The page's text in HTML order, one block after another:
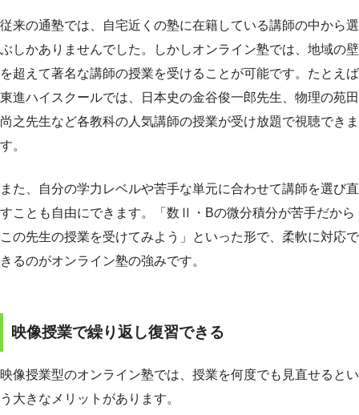
従来の通塾では、自宅近くの塾に在籍している講師の中から選
ぶしかありませんでした。しかしオンライン塾では、地域の壁
を超えて著名な講師の授業を受けることが可能です。たとえば
東進ハイスクールでは、日本史の金谷俊一郎先生、物理の苑田
尚之先生など各教科の人気講師の授業が受け放題で視聴できま
す。
また、自分の学力レベルや苦手な単元に合わせて講師を選び直
すことも自由にできます。「数Ⅱ・Bの微分積分が苦手だから
この先生の授業を受けてみよう」といった形で、柔軟に対応で
きるのがオンライン塾の強みです。
映像授業で繰り返し復習できる
映像授業型のオンライン塾では、授業を何度でも見直せるとい
う大きなメリットがあります。